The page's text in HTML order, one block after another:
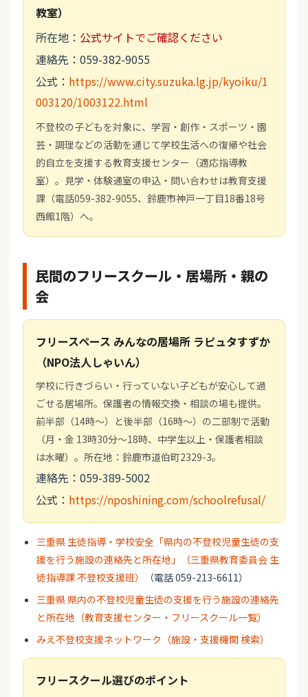
教室）
所在地： 公式サイトでご確認ください
連絡先：059-382-9055
公式： https://www.city.suzuka.lg.jp/kyoiku/1
003120/1003122.html
不登校の子どもを対象に、学習・創作・スポーツ・園
芸・調理などの活動を通じて学校生活への復帰や社会
的自立を支援する教育支援センター（適応指導教
室）。見学・体験通室の申込・問い合わせは教育支援
課（電話059-382-9055、鈴鹿市神戸一丁目18番18号
西館1階）へ。
民間のフリースクール・居場所・親の
会
フリースペース みんなの居場所 ラピュタすずか
（NPO法人しゃいん）
学校に行きづらい・行っていない子どもが安心して過
ごせる居場所。保護者の情報交換・相談の場も提供。
前半部（14時〜）と後半部（16時〜）の二部制で活動
（月・金 13時30分〜18時、中学生以上・保護者相談
は水曜）。所在地：鈴鹿市道伯町2329-3。
連絡先：059-389-5002
公式： https://nposhining.com/schoolrefusal/
三重県 生徒指導・学校安全「県内の不登校児童生徒の支
援を行う施設の連絡先と所在地」（三重県教育委員会 生
徒指導課 不登校支援班）
（電話 059-213-6611）
三重県 県内の不登校児童生徒の支援を行う施設の連絡先
と所在地（教育支援センター・フリースクール一覧）
みえ不登校支援ネットワーク（施設・支援機関 検索）
フリースクール選びのポイント